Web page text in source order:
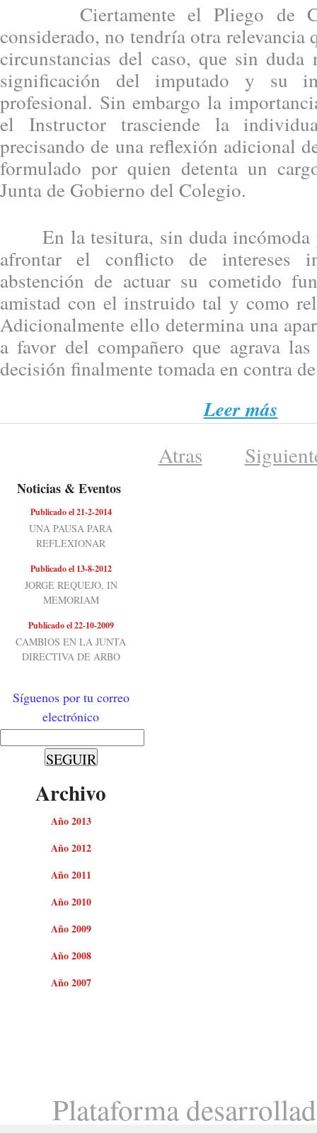
Ciertamente el Pliego de
considerado, no tendría otra relevancia
circunstancias del caso, que sin duda
significación del imputado y su
profesional. Sin embargo la
el Instructor trasciende la
precisando de una reflexión adicional
formulado por quien detenta un
Junta de Gobierno del Colegio.
En la tesitura, sin duda incómoda
afrontar el conflicto de intereses
abstención de actuar su cometido
amistad con el instruido tal y como
Adicionalmente ello determina una
a favor del compañero que agrava
decisión finalmente tomada en contra
Leer más
Atras
Noticias & Eventos
Publicado el 21-2-2014
UNA PAUSA PARA
REFLEXIONAR
Publicado el 13-8-2012
JORGE REQUEJO, IN
MEMORIAM
Publicado el 22-10-2009
CAMBIOS EN LA JUNTA
DIRECTIVA DE ARBO
Síguenos por tu correo
electrónico
Archivo
Año 2013
Año 2012
Año 2011
Año 2010
Año 2009
Año 2008
Año 2007
Plataforma